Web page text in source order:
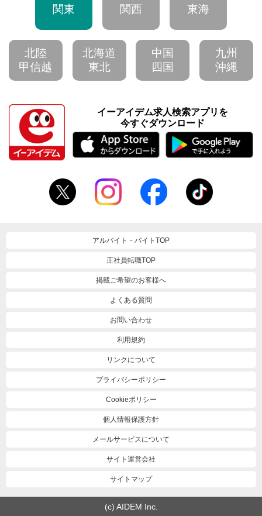
関東 関西 東海
北陸
甲信越
北海道
東北
中国
四国
九州
沖縄
イーアイデム求人検索アプリを
今すぐダウンロード
アルバイト・バイトTOP
正社員転職TOP
掲載ご希望のお客様へ
よくある質問
お問い合わせ
利用規約
リンクについて
プライバシーポリシー
Cookieポリシー
個人情報保護方針
メールサービスについて
サイト運営会社
サイトマップ
(c) AIDEM Inc.